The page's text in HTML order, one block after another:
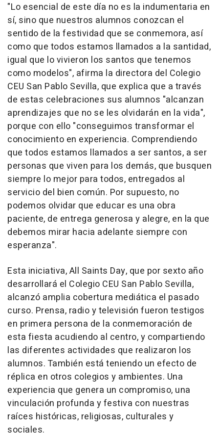
"Lo esencial de este día no es la indumentaria en
sí, sino que nuestros alumnos conozcan el
sentido de la festividad que se conmemora, así
como que todos estamos llamados a la santidad,
igual que lo vivieron los santos que tenemos
como modelos", afirma la directora del Colegio
CEU San Pablo Sevilla, que explica que a través
de estas celebraciones sus alumnos "alcanzan
aprendizajes que no se les olvidarán en la vida",
porque con ello "conseguimos transformar el
conocimiento en experiencia. Comprendiendo
que todos estamos llamados a ser santos, a ser
personas que viven para los demás, que busquen
siempre lo mejor para todos, entregados al
servicio del bien común. Por supuesto, no
podemos olvidar que educar es una obra
paciente, de entrega generosa y alegre, en la que
debemos mirar hacia adelante siempre con
esperanza".
Esta iniciativa, All Saints Day, que por sexto año
desarrollará el Colegio CEU San Pablo Sevilla,
alcanzó amplia cobertura mediática el pasado
curso. Prensa, radio y televisión fueron testigos
en primera persona de la conmemoración de
esta fiesta acudiendo al centro, y compartiendo
las diferentes actividades que realizaron los
alumnos. También está teniendo un efecto de
réplica en otros colegios y ambientes. Una
experiencia que genera un compromiso, una
vinculación profunda y festiva con nuestras
raíces históricas, religiosas, culturales y
sociales.